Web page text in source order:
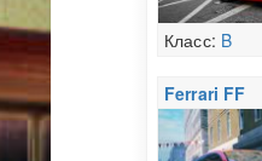
Класс: B
Ferrari FF